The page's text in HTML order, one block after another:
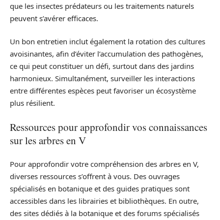
que les insectes prédateurs ou les traitements naturels
peuvent s’avérer efficaces.
Un bon entretien inclut également la rotation des cultures
avoisinantes, afin d’éviter l’accumulation des pathogènes,
ce qui peut constituer un défi, surtout dans des jardins
harmonieux. Simultanément, surveiller les interactions
entre différentes espèces peut favoriser un écosystème
plus résilient.
Ressources pour approfondir vos connaissances
sur les arbres en V
Pour approfondir votre compréhension des arbres en V,
diverses ressources s’offrent à vous. Des ouvrages
spécialisés en botanique et des guides pratiques sont
accessibles dans les librairies et bibliothèques. En outre,
des sites dédiés à la botanique et des forums spécialisés